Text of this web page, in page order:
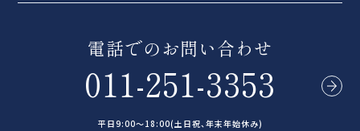
電話でのお問い合わせ
011-251-3353
平日9:00～18:00(土日祝、年末年始休み)